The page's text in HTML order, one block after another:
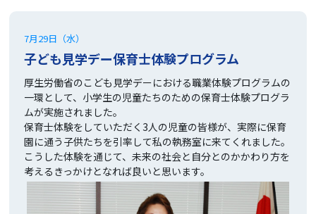
7月29日（水）
子ども見学デー保育士体験プログラム
厚生労働省のこども見学デーにおける職業体験プログラムの
一環として、小学生の児童たちのための保育士体験プログラ
ムが実施されました。
保育士体験をしていただく3人の児童の皆様が、実際に保育
園に通う子供たちを引率して私の執務室に来てくれました。
こうした体験を通じて、未来の社会と自分とのかかわり方を
考えるきっかけとなれば良いと思います。